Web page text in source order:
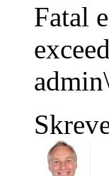
Fatal